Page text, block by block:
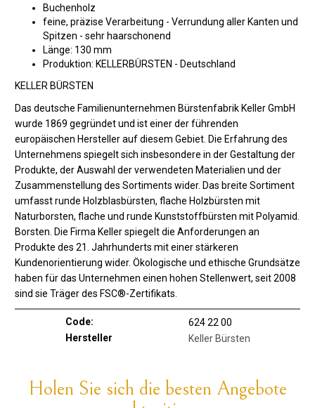
Buchenholz
feine, präzise Verarbeitung - Verrundung aller Kanten und
Spitzen - sehr haarschonend
Länge: 130 mm
Produktion: KELLERBÜRSTEN - Deutschland
KELLER BÜRSTEN
Das deutsche Familienunternehmen Bürstenfabrik Keller GmbH
wurde 1869 gegründet und ist einer der führenden
europäischen Hersteller auf diesem Gebiet. Die Erfahrung des
Unternehmens spiegelt sich insbesondere in der Gestaltung der
Produkte, der Auswahl der verwendeten Materialien und der
Zusammenstellung des Sortiments wider. Das breite Sortiment
umfasst runde Holzblasbürsten, flache Holzbürsten mit
Naturborsten, flache und runde Kunststoffbürsten mit Polyamid.
Borsten. Die Firma Keller spiegelt die Anforderungen an
Produkte des 21. Jahrhunderts mit einer stärkeren
Kundenorientierung wider. Ökologische und ethische Grundsätze
haben für das Unternehmen einen hohen Stellenwert, seit 2008
sind sie Träger des FSC®-Zertifikats.
Code:
624 22 00
Hersteller
Keller Bürsten
Holen Sie sich die besten Angebote